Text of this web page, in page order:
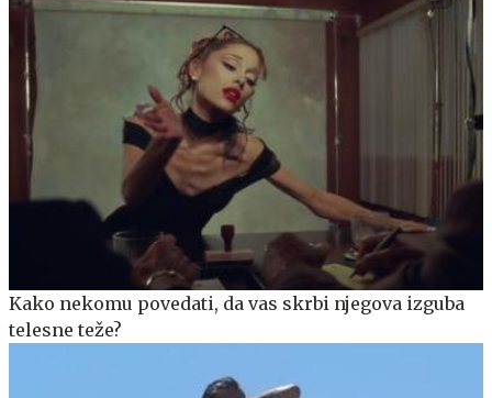
Kako nekomu povedati, da vas skrbi njegova izguba
telesne teže?